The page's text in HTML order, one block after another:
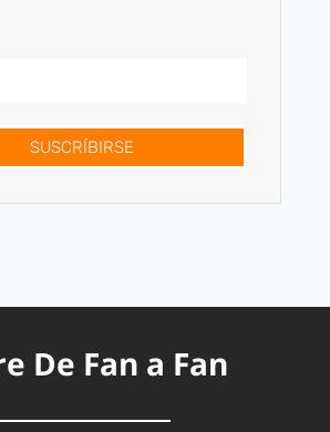
SUSCRÍBIRSE
De Fan a Fan